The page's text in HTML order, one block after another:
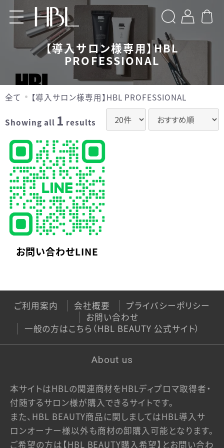
【導入サロン様専用】HBL
PROFESSIONAL
全て 【導入サロン様専用】HBL PROFESSIONAL
Showing all 1 results
お問い合わせLINE
ご利用案内 会社概要
プライバシーポリシー
お問い合わせ
一般の方はこちら（HBL BEAUTY 公式サイト）
About us
本サイトはHBLの関連商材をHBLディプロマ取得者・
付随するサロン様が購入できるサイトです。
また、HBL BEAUTY商品に関しましてはHBL導入サ
ロンオーナー様以外も商材の卸購入可能となります。
ご希望の方は【HBL BEAUTY購入希望】とお問い合わ
Home
Products
【導入サロン様専用】HBL BEAUTY
【導入サロン様専用】HBL
PROFESSIONAL
【導入サロン様専用】Brow XENNA
LOGIN
お問い合わせ
ご利用ガイド
特定商取引法に基づく表記
プライバシーポリシー